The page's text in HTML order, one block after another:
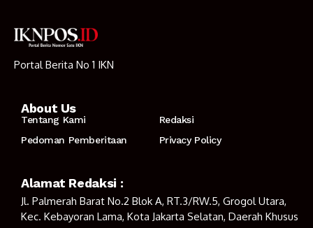
Portal Berita No 1 IKN
About Us
Tentang Kami
Redaksi
Pedoman Pemberitaan
Privacy Policy
Alamat Redaksi :
Jl. Palmerah Barat No.2 Blok A, RT.3/RW.5, Grogol Utara,
Kec. Kebayoran Lama, Kota Jakarta Selatan, Daerah Khusus